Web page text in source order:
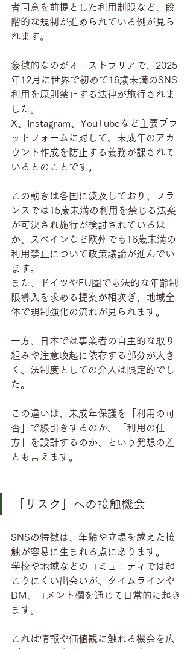
者同意を前提とした利用制限など、段
階的な規制が進められている例が見ら
れます。
象徴的なのがオーストラリアで、2025
年12月に世界で初めて16歳未満のSNS
利用を原則禁止する法律が施行されま
した。
X、Instagram、YouTubeなど主要プラ
ットフォームに対して、未成年のアカ
ウント作成を防止する義務が課されて
いるとのことです。
この動きは各国に波及しており、フラ
ンスでは15歳未満の利用を禁じる法案
が可決され施行が検討されているほ
か、スペインなど欧州でも16歳未満の
利用禁止について政策議論が進んでい
ます。
また、ドイツやEU圏でも法的な年齢制
限導入を求める提案が相次ぎ、地域全
体で規制強化の流れが見られます。
一方、日本では事業者の自主的な取り
組みや注意喚起に依存する部分が大き
く、法制度としての介入は限定的でし
た。
この違いは、未成年保護を「利用の可
否」で線引きするのか、「利用の仕
方」を設計するのか、という発想の差
とも言えます。
「リスク」への接触機会
SNSの特徴は、年齢や立場を越えた接
触が容易に生まれる点にあります。
学校や地域などのコミュニティでは起
こりにくい出会いが、タイムラインや
DM、コメント欄を通じて日常的に起き
ます。
これは情報や価値観に触れる機会を広